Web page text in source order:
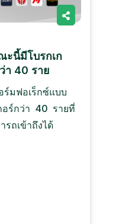
ะนี้มีโบรกเก
า 40 ราย
ร์มฟอเร็กซ์แบบ
อร์กว่า 40 รายที่
รถเข้าถึงได้